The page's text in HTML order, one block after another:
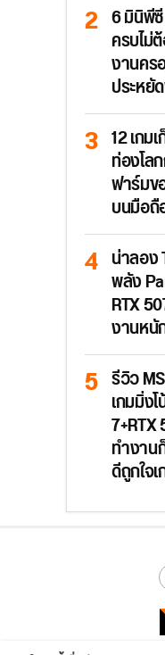
6 มินิพี
ครบไม่
งานคร
ประหยั
12 เกม
ท่องโล
ฟาร์มข
บนมือถื
น่าลอง
พลัง
RTX
งานหนั
รีวิว
เกมมิ่ง
7+RTX
ทำงาน
ดีถูกใจ